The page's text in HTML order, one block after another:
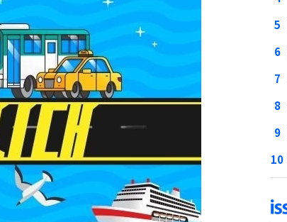
5
6
7
8
9
10